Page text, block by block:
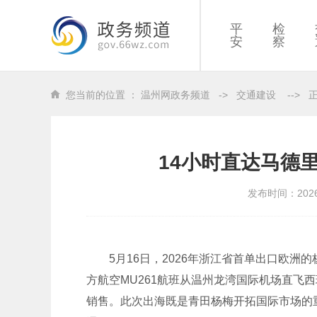
平
安
检
察
您当前的位置 ： 温州网政务频道 -> 交通建设 -->
14小时直达马德
发布时间：
5月16日，2026年浙江省首单出口欧洲
方航空MU261航班从温州龙湾国际机场直飞
销售。此次出海既是青田杨梅开拓国际市场